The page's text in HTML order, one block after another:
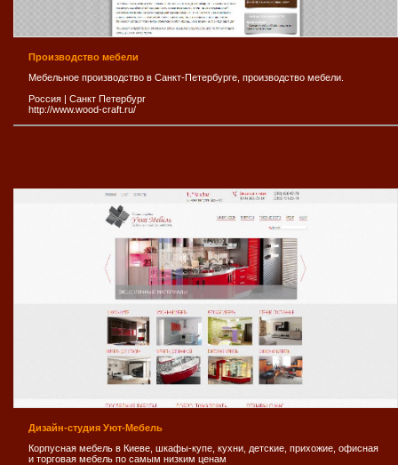
Производство мебели
Мебельное производство в Санкт-Петербурге, производство мебели.
Россия | Санкт Петербург
http://www.wood-craft.ru/
Дизайн-студия Уют-Мебель
Корпусная мебель в Киеве, шкафы-купе, кухни, детские, прихожие, офисная
и торговая мебель по самым низким ценам